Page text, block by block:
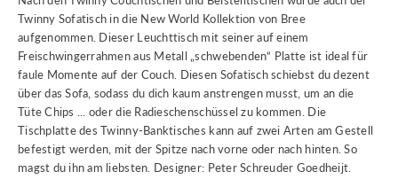
Twinny Sofatisch in die New World Kollektion von Bree
aufgenommen. Dieser Leuchttisch mit seiner auf einem
Freischwingerrahmen aus Metall „schwebenden“ Platte ist ideal für
faule Momente auf der Couch. Diesen Sofatisch schiebst du dezent
über das Sofa, sodass du dich kaum anstrengen musst, um an die
Tüte Chips ... oder die Radieschenschüssel zu kommen. Die
Tischplatte des Twinny-Banktisches kann auf zwei Arten am Gestell
befestigt werden, mit der Spitze nach vorne oder nach hinten. So
magst du ihn am liebsten. Designer: Peter Schreuder Goedheijt.